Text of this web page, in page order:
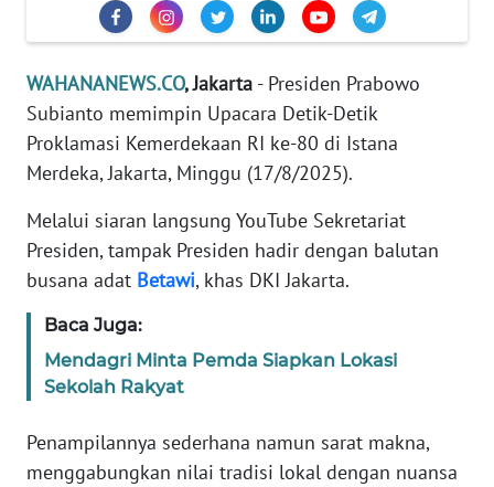
WAHANANEWS.CO, Jakarta - Presiden Prabowo
Subianto memimpin Upacara Detik-Detik
Proklamasi Kemerdekaan RI ke-80 di Istana
Merdeka, Jakarta, Minggu (17/8/2025).
Melalui siaran langsung YouTube Sekretariat
Presiden, tampak Presiden hadir dengan balutan
busana adat Betawi, khas DKI Jakarta.
Baca Juga:
Mendagri Minta Pemda Siapkan Lokasi
Sekolah Rakyat
Penampilannya sederhana namun sarat makna,
menggabungkan nilai tradisi lokal dengan nuansa
INDEKS
BERITA
KONTAK
INFO
TENTANG
KAMI
MEDIA